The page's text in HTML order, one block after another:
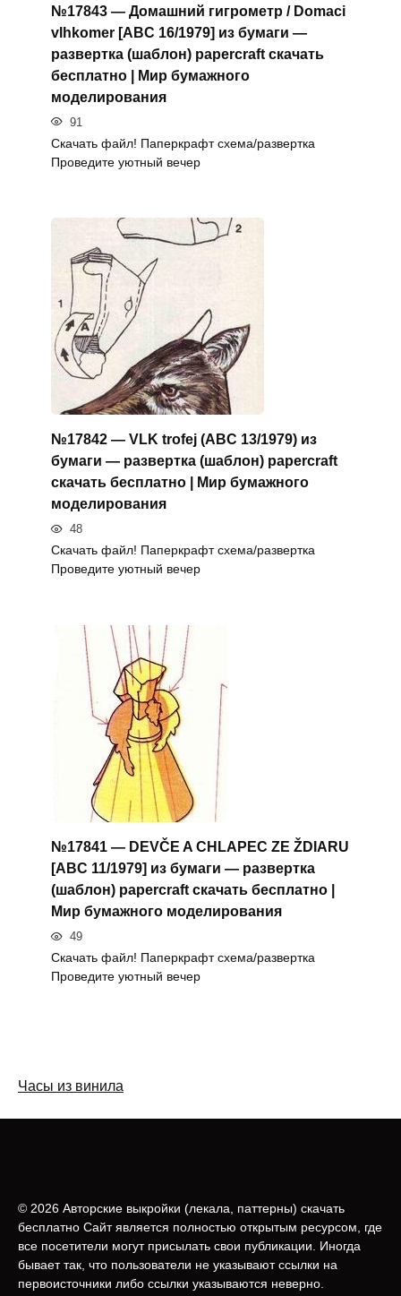
№17843 — Домашний гигрометр / Domaci
vlhkomer [ABC 16/1979] из бумаги —
развертка (шаблон) papercraft скачать
бесплатно | Мир бумажного
моделирования
91
Скачать файл! Паперкрафт схема/развертка
Проведите уютный вечер
№17842 — VLK trofej (ABC 13/1979) из
бумаги — развертка (шаблон) papercraft
скачать бесплатно | Мир бумажного
моделирования
48
Скачать файл! Паперкрафт схема/развертка
Проведите уютный вечер
№17841 — DEVČE A CHLAPEC ZE ŽDIARU
[ABC 11/1979] из бумаги — развертка
(шаблон) papercraft скачать бесплатно |
Мир бумажного моделирования
49
Скачать файл! Паперкрафт схема/развертка
Проведите уютный вечер
Часы из винила
© 2026 Авторские выкройки (лeкала, паттерны) скачать
бесплатно Сайт является полностью открытым ресурсом, где
все посетители могут присылать свои публикации. Иногда
бывает так, что пользователи не указывают ссылки на
первоисточники либо ссылки указываются неверно.